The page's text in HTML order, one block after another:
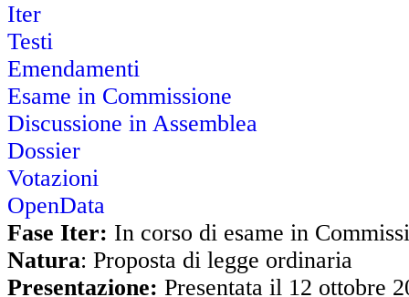
Iter
Testi
Emendamenti
Esame in Commissione
Discussione in Assemblea
Dossier
Votazioni
OpenData
Fase Iter: In corso di esame in
Natura: Proposta di legge ordinaria
Presentazione: Presentata il 12 ottobre